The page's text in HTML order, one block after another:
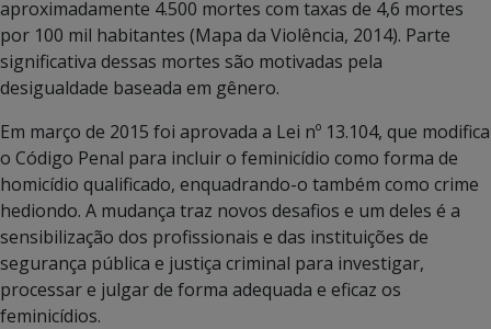
aproximadamente 4.500 mortes com taxas de 4,6 mortes
por 100 mil habitantes (Mapa da Violência, 2014). Parte
significativa dessas mortes são motivadas pela
desigualdade baseada em gênero.
Em março de 2015 foi aprovada a Lei nº 13.104, que modifica
o Código Penal para incluir o feminicídio como forma de
homicídio qualificado, enquadrando-o também como crime
hediondo. A mudança traz novos desafios e um deles é a
sensibilização dos profissionais e das instituições de
segurança pública e justiça criminal para investigar,
processar e julgar de forma adequada e eficaz os
feminicídios.